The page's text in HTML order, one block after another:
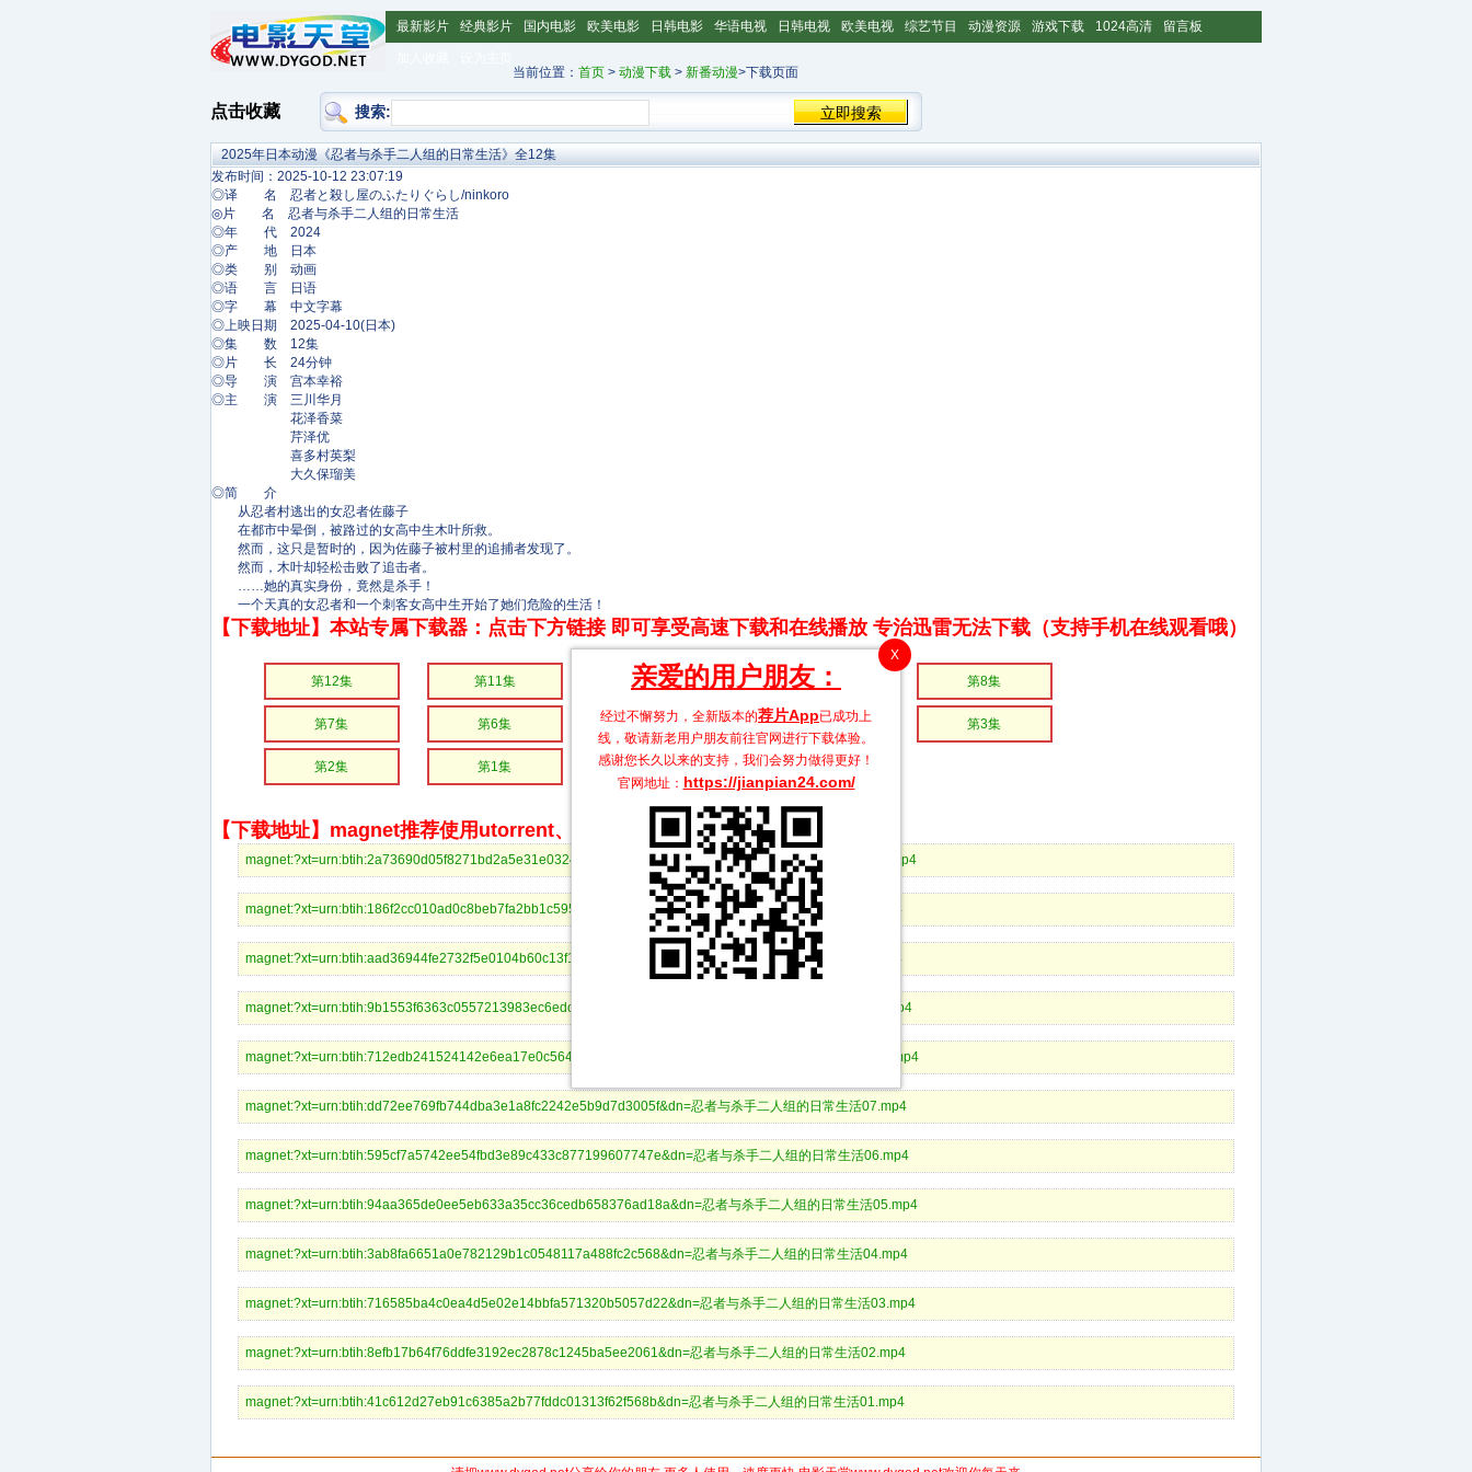
最新影片 经典影片 国内电影 欧美电影 日韩电影 华语电视 日韩电视 欧美电视 综艺节目 动漫资源 游戏下载 1024高清 留言板
当前位置： 首页 > 动漫下载 > 新番动漫>下载页面
点击收藏 搜索:
X
亲爱的用户朋友：
经过不懈努力，全新版本的荐片App已成功上
线，敬请新老用户朋友前往官网进行下载体验。
感谢您长久以来的支持，我们会努力做得更好！
官网地址： https://jianpian24.com/
2025年日本动漫《忍者与杀手二人组的日常生活》全12集
发布时间：2025-10-12 23:07:19
◎译 名 忍者と殺し屋のふたりぐらし/ninkoro
◎片 名 忍者与杀手二人组的日常生活
◎年 代 2024
◎产 地 日本
◎类 别 动画
◎语 言 日语
◎字 幕 中文字幕
◎上映日期 2025-04-10(日本)
◎集 数 12集
◎片 长 24分钟
◎导 演 宫本幸裕
◎主 演 三川华月
花泽香菜
芹泽优
喜多村英梨
大久保瑠美
◎简 介
从忍者村逃出的女忍者佐藤子
在都市中晕倒，被路过的女高中生木叶所救。
然而，这只是暂时的，因为佐藤子被村里的追捕者发现了。
然而，木叶却轻松击败了追击者。
……她的真实身份，竟然是杀手！
一个天真的女忍者和一个刺客女高中生开始了她们危险的生活！
【下载地址】本站专属下载器：点击下方链接 即可享受高速下载和在线播放 专治迅雷无法下载（支持手机在线观看哦）
第12集 第11集 第10集 第9集 第8集
第7集 第6集 第5集 第4集 第3集
第2集 第1集
【下载地址】magnet推荐使用utorrent、BitComet等bt客户端下载
magnet:?xt=urn:btih:2a73690d05f8271bd2a5e31e0324847934ea291a&dn=忍者与杀手二人组的日常生活12.mp4
magnet:?xt=urn:btih:186f2cc010ad0c8beb7fa2bb1c595316d881cdaf&dn=忍者与杀手二人组的日常生活11.mp4
magnet:?xt=urn:btih:aad36944fe2732f5e0104b60c13f1808bbf3b825&dn=忍者与杀手二人组的日常生活10.mp4
magnet:?xt=urn:btih:9b1553f6363c0557213983ec6edc44a56cd6d0dd&dn=忍者与杀手二人组的日常生活09.mp4
magnet:?xt=urn:btih:712edb241524142e6ea17e0c564d0504dc2992aa&dn=忍者与杀手二人组的日常生活08.mp4
magnet:?xt=urn:btih:dd72ee769fb744dba3e1a8fc2242e5b9d7d3005f&dn=忍者与杀手二人组的日常生活07.mp4
magnet:?xt=urn:btih:595cf7a5742ee54fbd3e89c433c877199607747e&dn=忍者与杀手二人组的日常生活06.mp4
magnet:?xt=urn:btih:94aa365de0ee5eb633a35cc36cedb658376ad18a&dn=忍者与杀手二人组的日常生活05.mp4
magnet:?xt=urn:btih:3ab8fa6651a0e782129b1c0548117a488fc2c568&dn=忍者与杀手二人组的日常生活04.mp4
magnet:?xt=urn:btih:716585ba4c0ea4d5e02e14bbfa571320b5057d22&dn=忍者与杀手二人组的日常生活03.mp4
magnet:?xt=urn:btih:8efb17b64f76ddfe3192ec2878c1245ba5ee2061&dn=忍者与杀手二人组的日常生活02.mp4
magnet:?xt=urn:btih:41c612d27eb91c6385a2b77fddc01313f62f568b&dn=忍者与杀手二人组的日常生活01.mp4